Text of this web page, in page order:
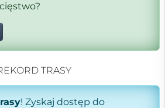
TRASY
! Zyskaj dostęp do